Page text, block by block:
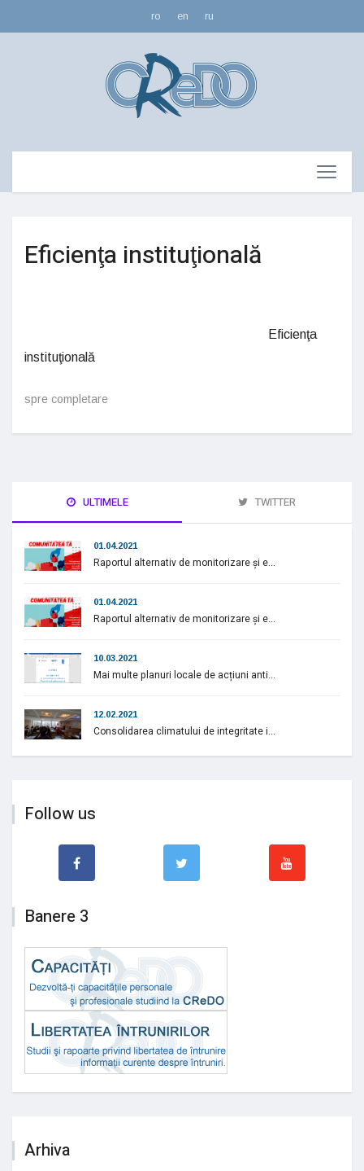
ro en ru
Eficienţa instituţională
Eficienţa
instituţională
spre completare
ULTIMELE TWITTER
01.04.2021
Raportul alternativ de monitorizare și e...
01.04.2021
Raportul alternativ de monitorizare și e...
10.03.2021
Mai multe planuri locale de acțiuni anti...
12.02.2021
Consolidarea climatului de integritate i...
Follow us
Banere 3
Arhiva